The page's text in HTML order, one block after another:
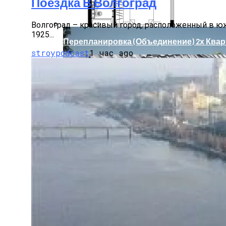
Отдых В Красноярске
Перепланировка (объединение) 2х
Волгоград – красивый город, расположенный в
1925...
stroypodcast1 час ago